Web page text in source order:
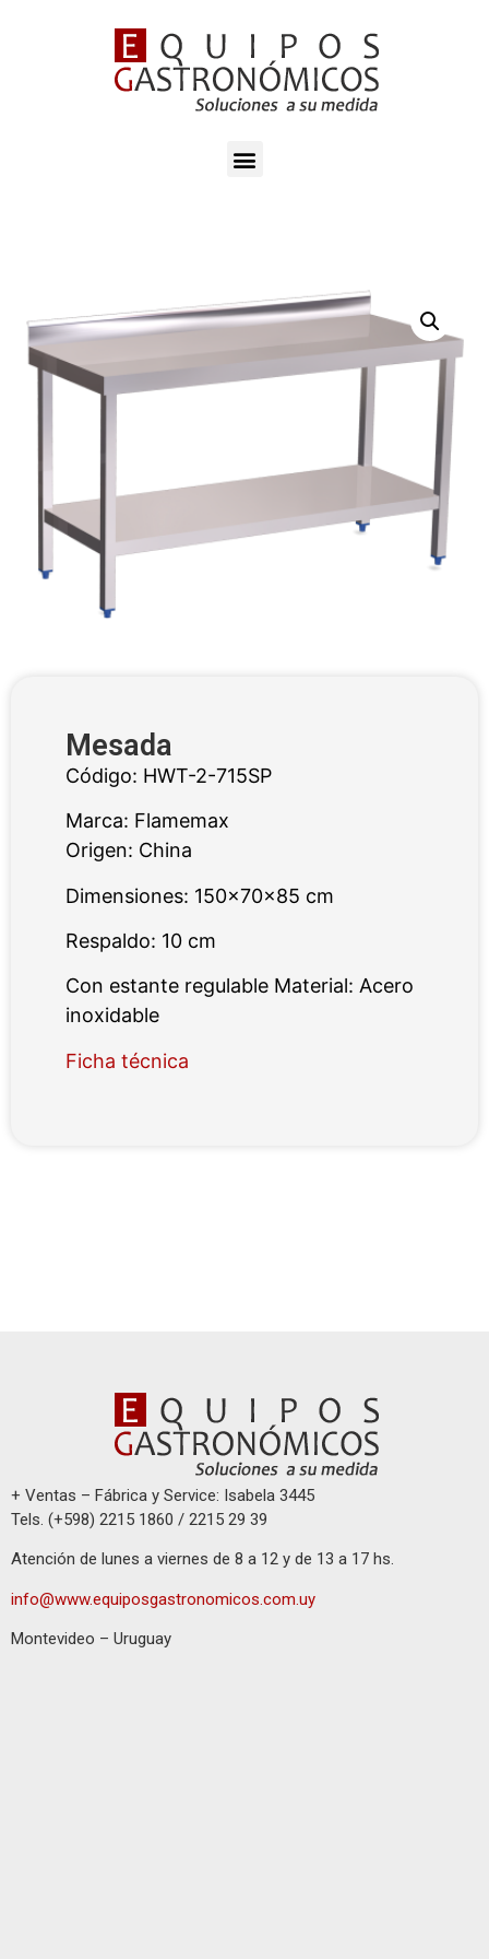
Mesada
Código: HWT-2-715SP
Marca: Flamemax
Origen: China
Dimensiones: 150x70x85 cm
Respaldo: 10 cm
Con estante regulable Material: Acero
inoxidable
Ficha técnica
+ Ventas – Fábrica y Service: Isabela 3445
Tels. (+598) 2215 1860 / 2215 29 39
Atención de lunes a viernes de 8 a 12 y de 13 a 17 hs.
info@www.equiposgastronomicos.com.uy
Montevideo – Uruguay